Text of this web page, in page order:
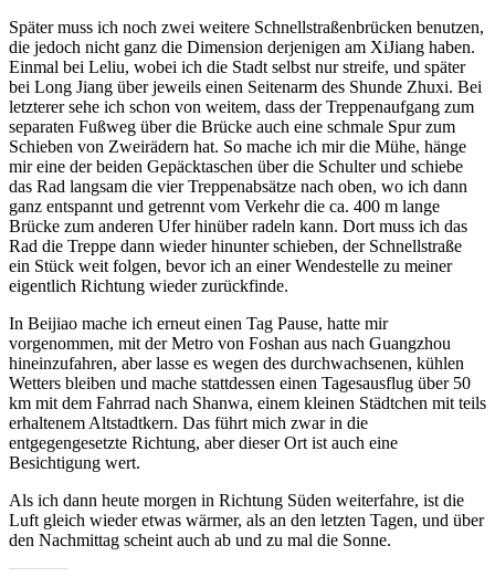
Später muss ich noch zwei weitere Schnellstraßenbrücken benutzen,
die jedoch nicht ganz die Dimension derjenigen am XiJiang haben.
Einmal bei Leliu, wobei ich die Stadt selbst nur streife, und später
bei Long Jiang über jeweils einen Seitenarm des Shunde Zhuxi. Bei
letzterer sehe ich schon von weitem, dass der Treppenaufgang zum
separaten Fußweg über die Brücke auch eine schmale Spur zum
Schieben von Zweirädern hat. So mache ich mir die Mühe, hänge
mir eine der beiden Gepäcktaschen über die Schulter und schiebe
das Rad langsam die vier Treppenabsätze nach oben, wo ich dann
ganz entspannt und getrennt vom Verkehr die ca. 400 m lange
Brücke zum anderen Ufer hinüber radeln kann. Dort muss ich das
Rad die Treppe dann wieder hinunter schieben, der Schnellstraße
ein Stück weit folgen, bevor ich an einer Wendestelle zu meiner
eigentlich Richtung wieder zurückfinde.
In Beijiao mache ich erneut einen Tag Pause, hatte mir
vorgenommen, mit der Metro von Foshan aus nach Guangzhou
hineinzufahren, aber lasse es wegen des durchwachsenen, kühlen
Wetters bleiben und mache stattdessen einen Tagesausflug über 50
km mit dem Fahrrad nach Shanwa, einem kleinen Städtchen mit teils
erhaltenem Altstadtkern. Das führt mich zwar in die
entgegengesetzte Richtung, aber dieser Ort ist auch eine
Besichtigung wert.
Als ich dann heute morgen in Richtung Süden weiterfahre, ist die
Luft gleich wieder etwas wärmer, als an den letzten Tagen, und über
den Nachmittag scheint auch ab und zu mal die Sonne.